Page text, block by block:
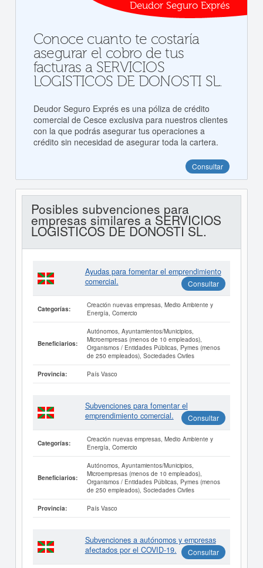
Deudor Seguro Exprés
Conoce cuanto te costaría
asegurar el cobro de tus
facturas a SERVICIOS
LOGISTICOS DE DONOSTI SL.
Deudor Seguro Exprés es una póliza de crédito
comercial de Cesce exclusiva para nuestros clientes
con la que podrás asegurar tus operaciones a
crédito sin necesidad de asegurar toda la cartera.
Consultar
Posibles subvenciones para
empresas similares a SERVICIOS
LOGISTICOS DE DONOSTI SL.
Ayudas para fomentar el emprendimiento
comercial.
Consultar
Categorías:
Creación nuevas empresas, Medio Ambiente y
Energía, Comercio
Beneficiarios:
Autónomos, Ayuntamientos/Municipios,
Microempresas (menos de 10 empleados),
Organismos / Entidades Públicas, Pymes (menos
de 250 empleados), Sociedades Civiles
Provincia: País Vasco
Subvenciones para fomentar el
emprendimiento comercial.
Consultar
Categorías:
Creación nuevas empresas, Medio Ambiente y
Energía, Comercio
Beneficiarios:
Autónomos, Ayuntamientos/Municipios,
Microempresas (menos de 10 empleados),
Organismos / Entidades Públicas, Pymes (menos
de 250 empleados), Sociedades Civiles
Provincia: País Vasco
Subvenciones a autónomos y empresas
afectados por el COVID-19.
Consultar